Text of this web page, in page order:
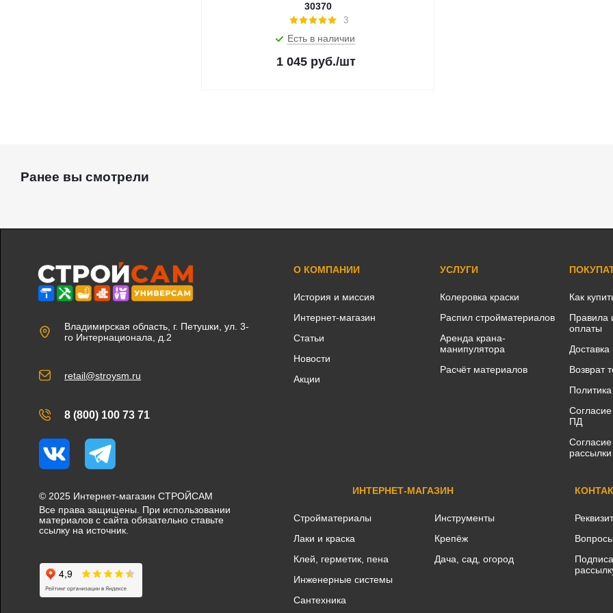
30370
3
Есть в наличии
1 045руб./шт
Ранее вы смотрели
Владимирская область, г. Петушки, ул. 3-
го Интернационала, д.2
retail@stroysm.ru
8 (800) 100 73 71
Вконтакте
Telegram
© 2025 Интернет-магазин СТРОЙСАМ
Все права защищены. При использовании
материалов с сайта обязательно ставьте
ссылку на источник.
О КОМПАНИИ
История и миссия
Интернет-магазин
Статьи
Новости
Акции
УСЛУГИ
Колеровка краски
Распил стройматериалов
Аренда крана-
манипулятора
Расчёт материалов
Как
Правила
оплаты
Возврат
ПД
рассылки
ИНТЕРНЕТ-МАГАЗИН
Стройматериалы
Лаки и краска
Клей, герметик, пена
Инженерные системы
Сантехника
Инструменты
Крепёж
Дача, сад, огород